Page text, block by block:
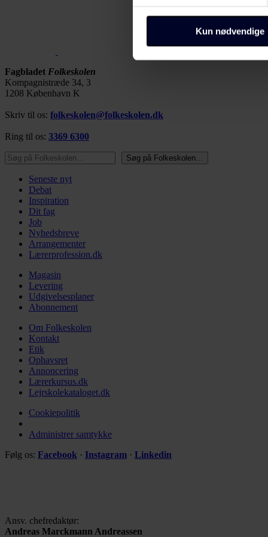
Du kan altid ændre dine
bunden af alle sider eller på
Dine valg anvendes på alle
Kun nødvendige
Fagbladet Folkeskolen
Kompagnistræde 34, 3
1208 København K
Skriv til os: folkeskolen@folkeskolen.dk
Ring til os: 3369 6300
Søg på Folkeskolen…
Søg på Folkeskolen…
Seneste nyt
Debat
Inspiration
Dit fag
Job
Nyhedsbreve
Arrangementer
Lærerprofession.dk
Magasin
Levering
Udgivelsesplaner
Abonnement
Om Folkeskolen
Kontakt
Etik
Ophavsret
Annoncering
Lærerkursus.dk
Lejrskolekataloget.dk
Cookiepolitik
Administrer samtykke
Følg os: Facebook · Instagram · Linkedin
Ansv. chefredaktør:
Andreas Marckmann Andreassen